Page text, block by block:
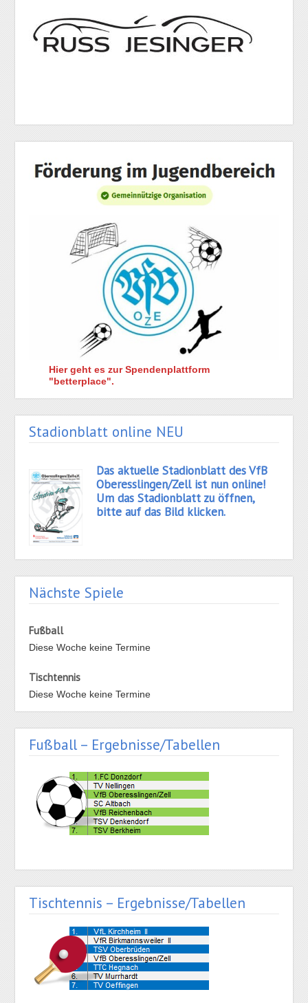
Hier geht es zur Spendenplattform
"betterplace".
Stadionblatt online NEU
Das aktuelle Stadionblatt des VfB
Oberesslingen/Zell ist nun online!
Um das Stadionblatt zu öffnen,
bitte auf das Bild klicken.
Nächste Spiele
Fußball
Diese Woche keine Termine
Tischtennis
Diese Woche keine Termine
Fußball – Ergebnisse/Tabellen
Tischtennis – Ergebnisse/Tabellen